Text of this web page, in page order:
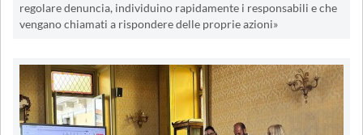
regolare denuncia, individuino rapidamente i responsabili e che
vengano chiamati a rispondere delle proprie azioni»